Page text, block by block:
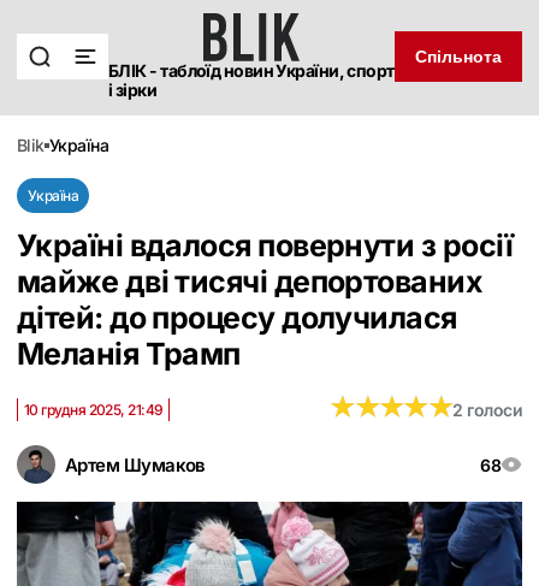
БЛІК - таблоїд новин України, спорт
і зірки
Спільнота
blik україна
Україна
Україні вдалося повернути з росії
майже дві тисячі депортованих
дітей: до процесу долучилася
Меланія Трамп
Артем Шумаков 68
10 грудня 2025, 21:49 ★★★★★
★★★★★2 голоси